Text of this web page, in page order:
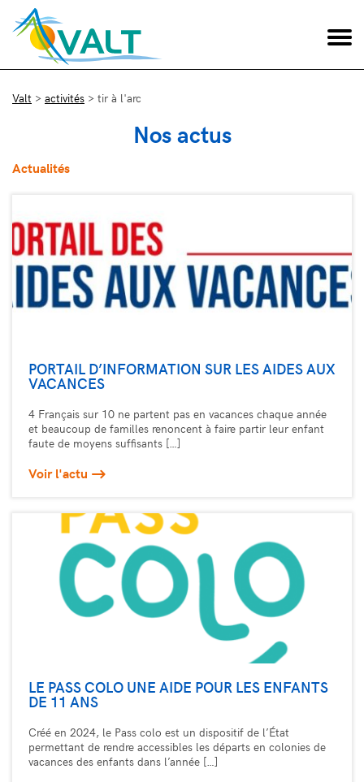
Valt > activités > tir à l'arc
Nos actus
Actualités
PORTAIL D’INFORMATION SUR LES AIDES AUX
VACANCES
4 Français sur 10 ne partent pas en vacances chaque année
et beaucoup de familles renoncent à faire partir leur enfant
faute de moyens suffisants […]
Voir l'actu
LE PASS COLO UNE AIDE POUR LES ENFANTS
DE 11 ANS
Créé en 2024, le Pass colo est un dispositif de l’État
permettant de rendre accessibles les départs en colonies de
vacances des enfants dans l’année […]